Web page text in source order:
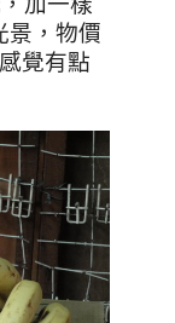
景，物價
覺有點